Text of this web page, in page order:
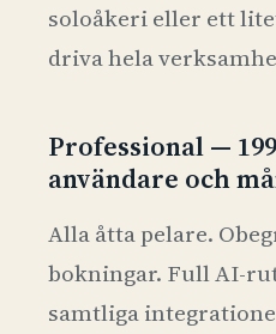
soloåkeri eller ett
driva hela
Professional —
användare och
Alla åtta pelare.
bokningar. Full AI-
samtliga